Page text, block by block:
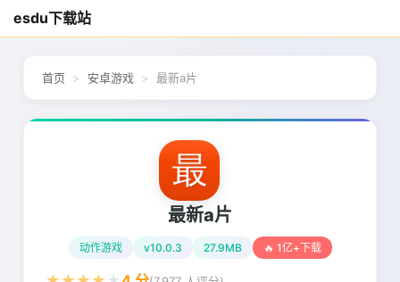
esdu下载站
首页 安卓游戏 最新a片
最新a片
动作游戏 v10.0.3 27.9MB 🔥 1亿+下载